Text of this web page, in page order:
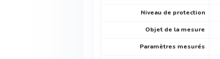
Niveau de protection
Objet de la mesure
Paramètres mesurés